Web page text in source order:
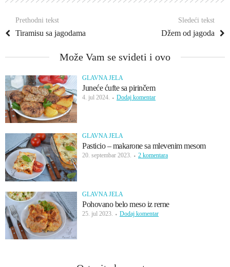
Prethodni tekst
Tiramisu sa jagodama
Sledeći tekst
Džem od jagoda
Može Vam se svideti i ovo
GLAVNA JELA
Juneće ćufte sa pirinčem
4. jul 2024. Dodaj komentar
GLAVNA JELA
Pasticio – makarone sa mlevenim mesom
20. septembar 2023. 2 komentara
GLAVNA JELA
Pohovano belo meso iz rerne
25. jul 2023. Dodaj komentar